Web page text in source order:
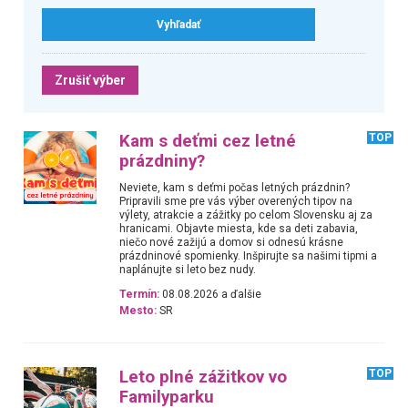
Zrušiť výber
Kam s deťmi cez letné
prázdniny?
TOP
Neviete, kam s deťmi počas letných prázdnin?
Pripravili sme pre vás výber overených tipov na
výlety, atrakcie a zážitky po celom Slovensku aj za
hranicami. Objavte miesta, kde sa deti zabavia,
niečo nové zažijú a domov si odnesú krásne
prázdninové spomienky. Inšpirujte sa našimi tipmi a
naplánujte si leto bez nudy.
Termín: 08.08.2026 a ďalšie
Mesto: SR
Leto plné zážitkov vo
Familyparku
TOP